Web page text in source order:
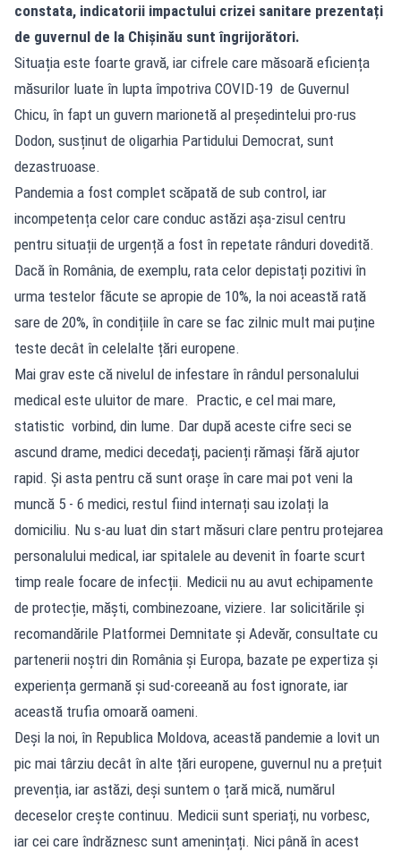
constata, indicatorii impactului crizei sanitare prezentați
de guvernul de la Chișinău sunt îngrijorători.
Situația este foarte gravă, iar cifrele care măsoară eficiența
măsurilor luate în lupta împotriva COVID-19 de Guvernul
Chicu, în fapt un guvern marionetă al președintelui pro-rus
Dodon, susținut de oligarhia Partidului Democrat, sunt
dezastruoase.
Pandemia a fost complet scăpată de sub control, iar
incompetența celor care conduc astăzi așa-zisul centru
pentru situații de urgență a fost în repetate rânduri dovedită.
Dacă în România, de exemplu, rata celor depistați pozitivi în
urma testelor făcute se apropie de 10%, la noi această rată
sare de 20%, în condițiile în care se fac zilnic mult mai puține
teste decât în celelalte țări europene.
Mai grav este că nivelul de infestare în rândul personalului
medical este uluitor de mare. Practic, e cel mai mare,
statistic vorbind, din lume. Dar după aceste cifre seci se
ascund drame, medici decedați, pacienți rămași fără ajutor
rapid. Și asta pentru că sunt orașe în care mai pot veni la
muncă 5 - 6 medici, restul fiind internați sau izolați la
domiciliu. Nu s-au luat din start măsuri clare pentru protejarea
personalului medical, iar spitalele au devenit în foarte scurt
timp reale focare de infecții. Medicii nu au avut echipamente
de protecție, măști, combinezoane, viziere. Iar solicitările și
recomandările Platformei Demnitate și Adevăr, consultate cu
partenerii noștri din România și Europa, bazate pe expertiza și
experiența germană și sud-coreeană au fost ignorate, iar
această trufia omoară oameni.
Deși la noi, în Republica Moldova, această pandemie a lovit un
pic mai târziu decât în alte țări europene, guvernul nu a prețuit
prevenția, iar astăzi, deși suntem o țară mică, numărul
deceselor crește continuu. Medicii sunt speriați, nu vorbesc,
iar cei care îndrăznesc sunt amenințați. Nici până în acest